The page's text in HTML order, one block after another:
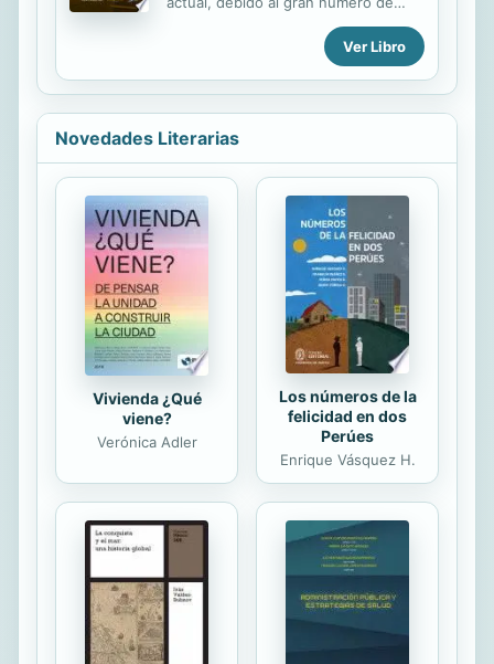
profesionales de la educación como
educadores en un mundo
audiovisual, algo fundamental en un
mundo icónico como el actual. La
mujeres y hombres que tienen que
desplazarse por motivos políticos,
económicos o personales. Tanto las
convenciones internacionalescomo
los medios de comunicación, dan
cuenta de los obstáculos que
país de origen para instalarse en
otro, siendo éste, en algunos casos,
un lugar de paso y, en muchos otros,
lugar de destino. Este fenómeno
engloba una multitud de
dimensiones debido a su
complejidad, las noticias que nos
brindan los medios de
comunicación...
Ver Libro
Novedades Literarias
Vivienda ¿Qué
viene?
Verónica Adler
Los números de la
felicidad en dos
Perúes
Enrique Vásquez H.